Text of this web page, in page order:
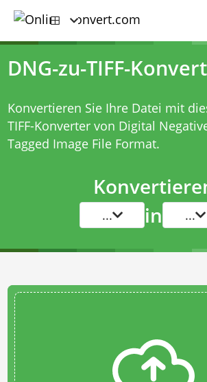
DNG-zu-TIFF-
Konvertieren Sie Ihre Datei mit
TIFF-Konvertervon Digital
Tagged Image File Format.
... in ...